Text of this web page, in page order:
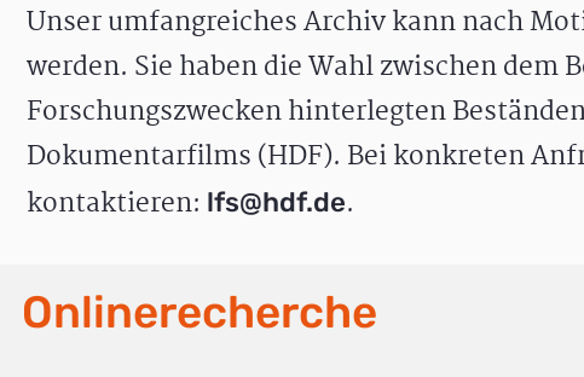
Unser umfangreiches Archiv kann nach
werden. Sie haben die Wahl zwischen dem
Forschungszwecken hinterlegten
Dokumentarfilms (HDF). Bei konkreten
kontaktieren: lfs@hdf.de.
Onlinerecherche